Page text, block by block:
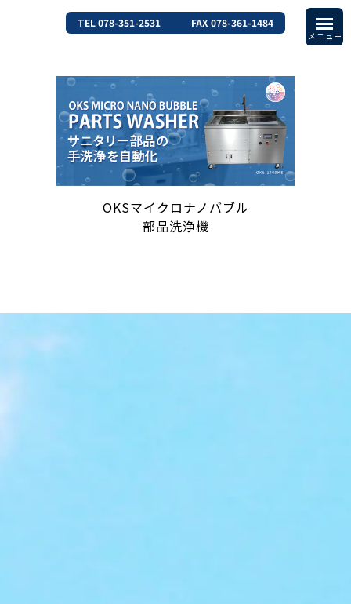
TEL 078-351-2531 FAX 078-361-1484
OKSマイクロナノバブル
部品洗浄機